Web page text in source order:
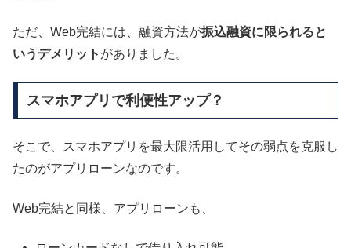
ただ、Web完結には、融資方法が振込融資に限られると
いうデメリット がありました。
スマホアプリで利便性アップ？
そこで、スマホアプリを最大限活用してその弱点を克服し
たのがアプリローンなのです。
Web完結と同様、アプリローンも、